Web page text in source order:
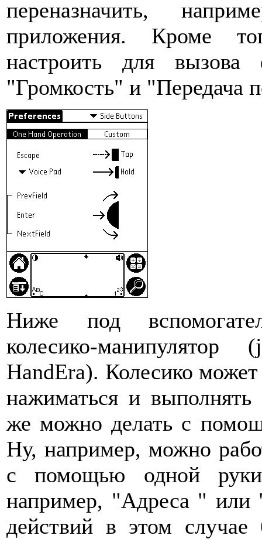
переназначить,
приложения. Кроме
настроить для
"Громкость" и "Передача
Ниже под
колесико-
HandEra). Колесико
нажиматься и
же можно делать с
Ну, например, можно
с помощью одной
например, "Адреса " или
действий в этом